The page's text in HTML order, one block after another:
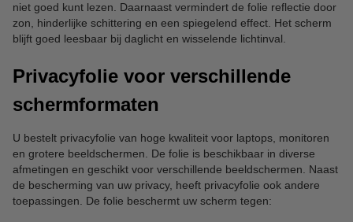
niet goed kunt lezen. Daarnaast vermindert de folie reflectie door
zon, hinderlijke schittering en een spiegelend effect. Het scherm
blijft goed leesbaar bij daglicht en wisselende lichtinval.
Privacyfolie voor verschillende
schermformaten
U bestelt privacyfolie van hoge kwaliteit voor laptops, monitoren
en grotere beeldschermen. De folie is beschikbaar in diverse
afmetingen en geschikt voor verschillende beeldschermen. Naast
de bescherming van uw privacy, heeft privacyfolie ook andere
toepassingen. De folie beschermt uw scherm tegen: